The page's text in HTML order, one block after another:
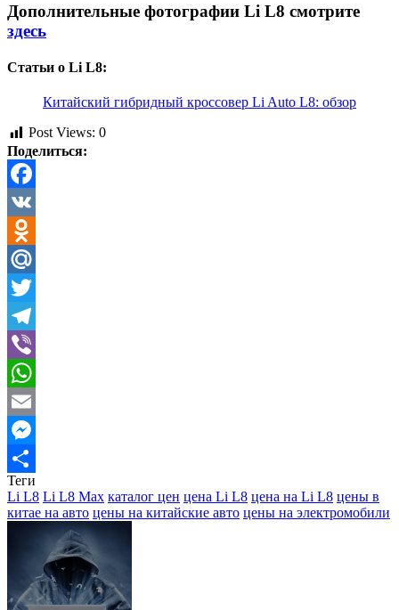
Дополнительные фотографии Li L8 смотрите
здесь
Статьи о Li L8:
Китайский гибридный кроссовер Li Auto L8: обзор
Post Views: 0
Поделиться:
Facebook
VK
Odnoklassniki
Mail.Ru
Twitter
Telegram
Viber
WhatsApp
Email
Messenger
Отправить
Теги
Li L8 Li L8 Max каталог цен цена Li L8 цена на Li L8 цены в
китае на авто цены на китайские авто цены на электромобили